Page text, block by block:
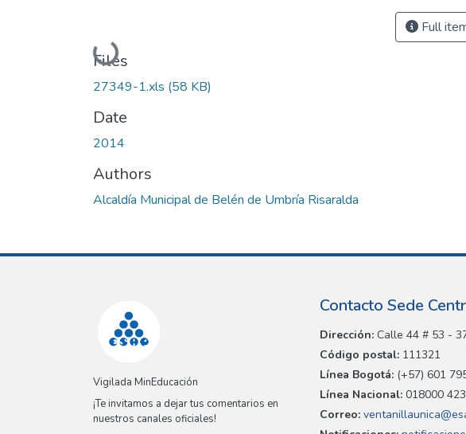
Loading...
Files
27349-1.xls (58 KB)
Date
2014
Authors
Alcaldía Municipal de Belén de Umbría Risaralda
Full
Vigilada MinEducación
¡Te invitamos a dejar tus comentarios en
nuestros canales oficiales!
Contacto Sede
Dirección: Calle 44 # 53 -
Código postal: 111321
Línea Bogotá: (+57) 601
Línea Nacional: 018000
Correo: